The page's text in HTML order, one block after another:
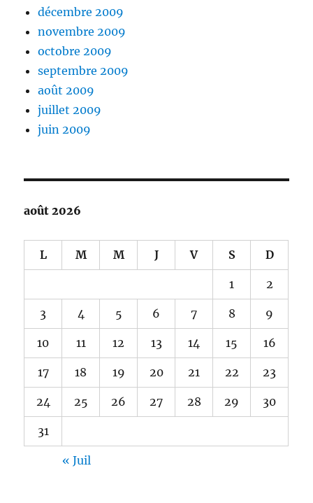
décembre 2009
novembre 2009
octobre 2009
septembre 2009
août 2009
juillet 2009
juin 2009
août 2026
L M M J V S D
1 2
3 4 5 6 7 8 9
10 11 12 13 14 15 16
17 18 19 20 21 22 23
24 25 26 27 28 29 30
31
« Juil